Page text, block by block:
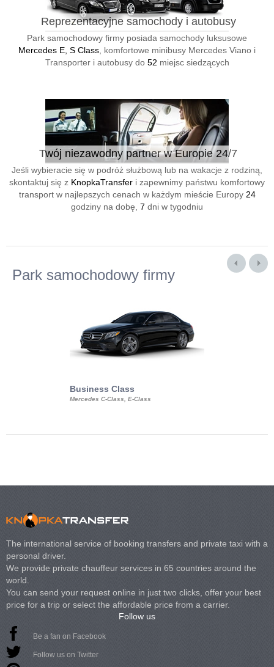
Reprezentacyjne samochody i autobusy
Park samochodowy firmy posiada samochody luksusowe
Mercedes E, S Class , komfortowe minibusy Mercedes Viano i
Transporter i autobusy do 52 miejsc siedzących
Twój niezawodny partner w Europie 24/7
Jeśli wybieracie się w podróż służbową lub na wakacje z rodziną,
skontaktuj się z KnopkaTransfer i zapewnimy państwu komfortowy
transport w najlepszych cenach w każdym mieście Europy 24
godziny na dobę, 7 dni w tygodniu
Park samochodowy firmy
Business Class
Mercedes C-Class, E-Class
The international service of booking transfers and private taxi with a
personal driver.
We provide private chauffeur services in 65 countries around the
world.
You can send your request online in just two clicks, offer your best
price for a trip or select the affordable price from a carrier.
Follow us
Be a fan on Facebook
Follow us on Twitter